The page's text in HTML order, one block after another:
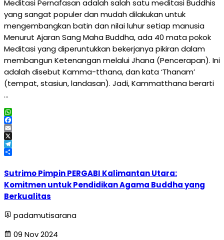
Meditasi Pernafasan adalah salah satu meditasi Buddhis
yang sangat populer dan mudah dilakukan untuk
mengembangkan batin dan nilai luhur setiap manusia
Menurut Ajaran Sang Maha Buddha, ada 40 mata pokok
Meditasi yang diperuntukkan bekerjanya pikiran dalam
membangun Ketenangan melalui Jhana (Pencerapan). Ini
adalah disebut Kamma-tthana, dan kata ‘Thanam’
(tempat, stasiun, landasan). Jadi, Kammatthana berarti
…
WhatsApp
Facebook
Email
X
Telegram
Sutrimo Pimpin PERGABI Kalimantan Utara:
Komitmen untuk Pendidikan Agama Buddha yang
Berkualitas
padamutisarana
09 Nov 2024